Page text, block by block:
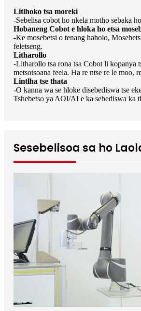
Litlhoko tsa moreki
-Sebelisa cobot ho nkela motho sebaka
Hobaneng Cobot e hloka ho etsa
-Ke mosebetsi o tenang haholo,
feletseng.
Litharollo
-Litharollo tsa rona tsa Cobot li kopanya
metsotsoana feela. Ha re ntse re le moo,
Lintlha tse thata
-O kanna wa se hloke disebediswa tse
Tshebetso ya AOI/AI e ka sebediswa ka
Sesebelisoa sa ho